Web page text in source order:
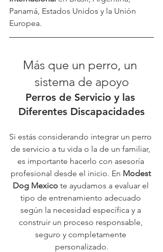
Panamá, Estados Unidos y la Unión
Europea.
Más que un perro, un
sistema de apoyo
Perros de Servicio y las
Diferentes Discapacidades
Si estás considerando integrar un perro
de servicio a tu vida o la de un familiar,
es importante hacerlo con asesoría
profesional desde el inicio. En Modest
Dog Mexico te ayudamos a evaluar el
tipo de entrenamiento adecuado
según la necesidad específica y a
construir un proceso responsable,
seguro y completamente
personalizado.